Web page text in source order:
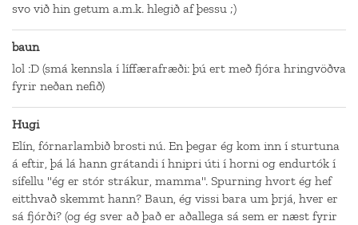
svo við hin getum a.m.k. hlegið af þessu ;)
baun
lol :D (smá kennsla í líffærafræði: þú ert með fjóra hringvöðva
fyrir neðan nefið)
Hugi
Elín, fórnarlambið brosti nú. En þegar ég kom inn í sturtuna
á eftir, þá lá hann grátandi í hnipri úti í horni og endurtók í
sífellu "ég er stór strákur, mamma". Spurning hvort ég hef
eitthvað skemmt hann? Baun, ég vissi bara um þrjá, hver er
sá fjórði? (og ég sver að það er aðallega sá sem er næst fyrir